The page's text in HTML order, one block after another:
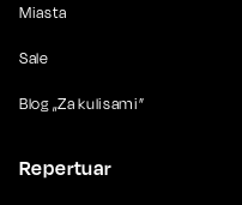
Miasta
Sale
Blog „Za kulisami”
Repertuar